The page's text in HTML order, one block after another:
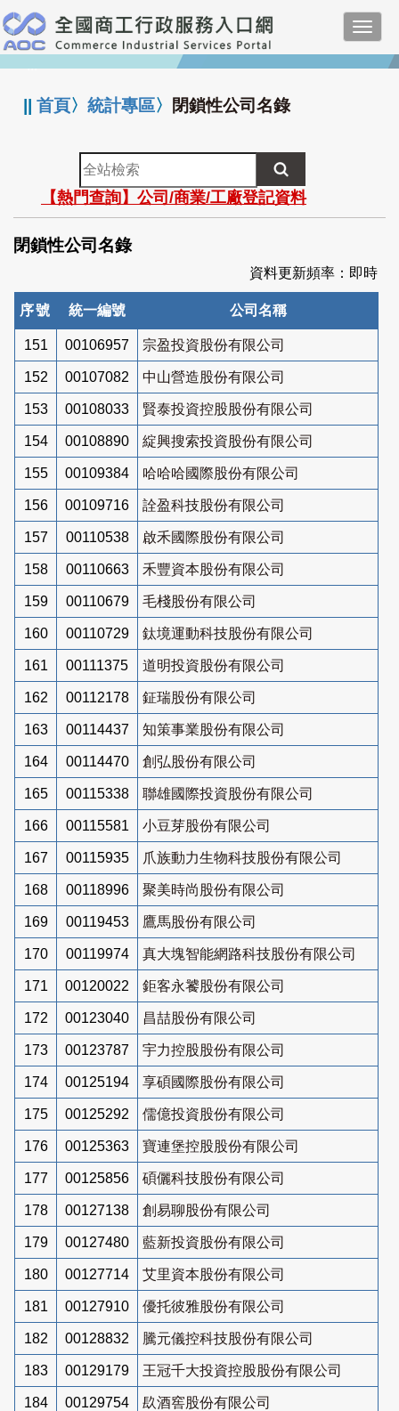
跳
到
主
要
:::
||首頁〉統計專區〉 閉鎖性公司名錄
全
站
檢
索
【熱門查詢】公司/商業/工廠登記資料
閉鎖性公司名錄
資料更新頻率：即時
序號 統一編號 公司名稱
151 00106957 宗盈投資股份有限公司
152 00107082 中山營造股份有限公司
153 00108033 賢泰投資控股股份有限公司
154 00108890 綻興搜索投資股份有限公司
155 00109384 哈哈哈國際股份有限公司
156 00109716 詮盈科技股份有限公司
157 00110538 啟禾國際股份有限公司
158 00110663 禾豐資本股份有限公司
159 00110679 毛棧股份有限公司
160 00110729 鈦境運動科技股份有限公司
161 00111375 道明投資股份有限公司
162 00112178 鉦瑞股份有限公司
163 00114437 知策事業股份有限公司
164 00114470 創弘股份有限公司
165 00115338 聯雄國際投資股份有限公司
166 00115581 小豆芽股份有限公司
167 00115935 爪族動力生物科技股份有限公司
168 00118996 聚美時尚股份有限公司
169 00119453 鷹馬股份有限公司
170 00119974 真大塊智能網路科技股份有限公司
171 00120022 鉅客永饕股份有限公司
172 00123040 昌喆股份有限公司
173 00123787 宇力控股股份有限公司
174 00125194 享碩國際股份有限公司
175 00125292 儒億投資股份有限公司
176 00125363 寶連堡控股股份有限公司
177 00125856 碩儷科技股份有限公司
178 00127138 創易聊股份有限公司
179 00127480 藍新投資股份有限公司
180 00127714 艾里資本股份有限公司
181 00127910 優托彼雅股份有限公司
182 00128832 騰元儀控科技股份有限公司
183 00129179 王冠千大投資控股股份有限公司
184 00129754 镹酒窖股份有限公司